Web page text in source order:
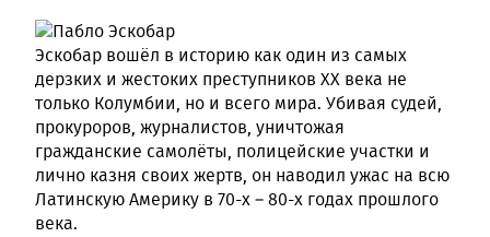
Эскобар вошёл в историю как один из самых
дерзких и жестоких преступников XX века не
только Колумбии, но и всего мира. Убивая судей,
прокуроров, журналистов, уничтожая
гражданские самолёты, полицейские участки и
лично казня своих жертв, он наводил ужас на всю
Латинскую Америку в 70-х – 80-х годах прошлого
века.